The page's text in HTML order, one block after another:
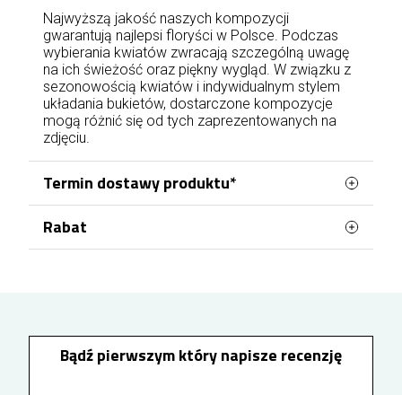
Najwyższą jakość naszych kompozycji
gwarantują najlepsi floryści w Polsce. Podczas
wybierania kwiatów zwracają szczególną uwagę
na ich świeżość oraz piękny wygląd. W związku z
sezonowością kwiatów i indywidualnym stylem
układania bukietów, dostarczone kompozycje
mogą różnić się od tych zaprezentowanych na
zdjęciu.
Termin dostawy produktu*
Zamówienie złożone od
poniedziałku do piątku
do godz 17:00, aw sobotędo godz 15:00,
najszybciej w kolejnym dniu.
Rabat
każde kolejne zamówienie. Jak to działa?
Wystarczy że zalogujesz się i złożysz
Bądź pierwszym który napisze recenzję